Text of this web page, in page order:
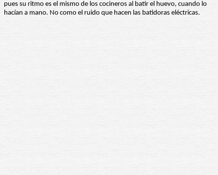
pues su ritmo es el mismo de los cocineros al batir el huevo, cuando lo
hacían a mano. No como el ruido que hacen las batidoras eléctricas.